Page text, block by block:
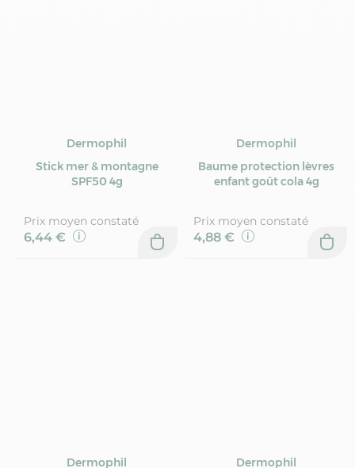
Dermophil
Stick mer & montagne
SPF50 4g
Prix moyen constaté
6,44 €
Dermophil
Baume protection lèvres
enfant goût cola 4g
Prix moyen constaté
4,88 €
Dermophil Dermophil